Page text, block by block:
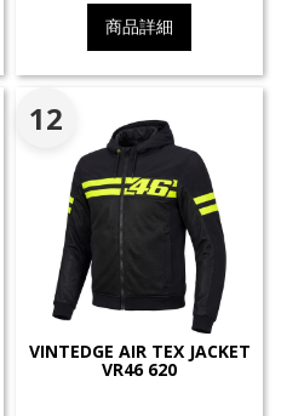
商品詳細
12
VINTEDGE AIR TEX JACKET
VR46 620